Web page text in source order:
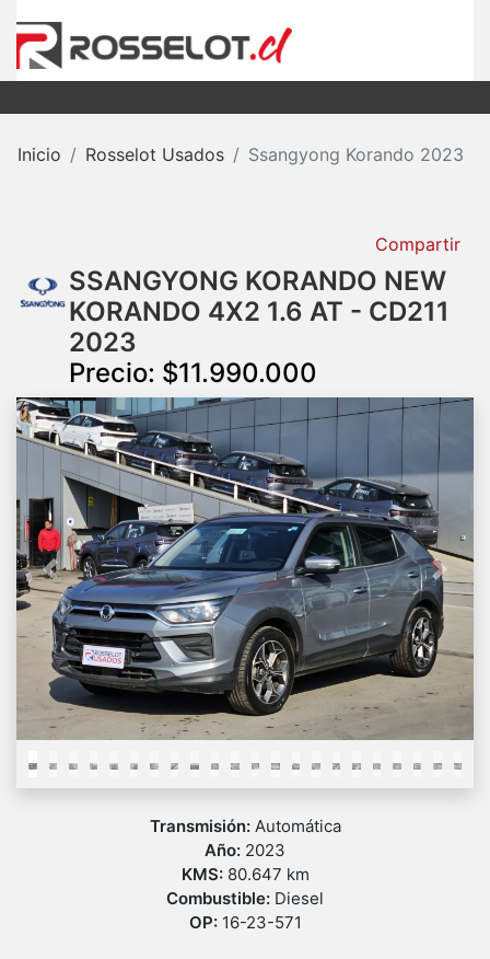
Inicio Rosselot Usados Ssangyong Korando 2023
Compartir
SSANGYONG KORANDO NEW
KORANDO 4X2 1.6 AT - CD211
2023
Precio: $11.990.000
Previous Next
Transmisión: Automática
Año: 2023
KMS: 80.647 km
Combustible: Diesel
OP: 16-23-571